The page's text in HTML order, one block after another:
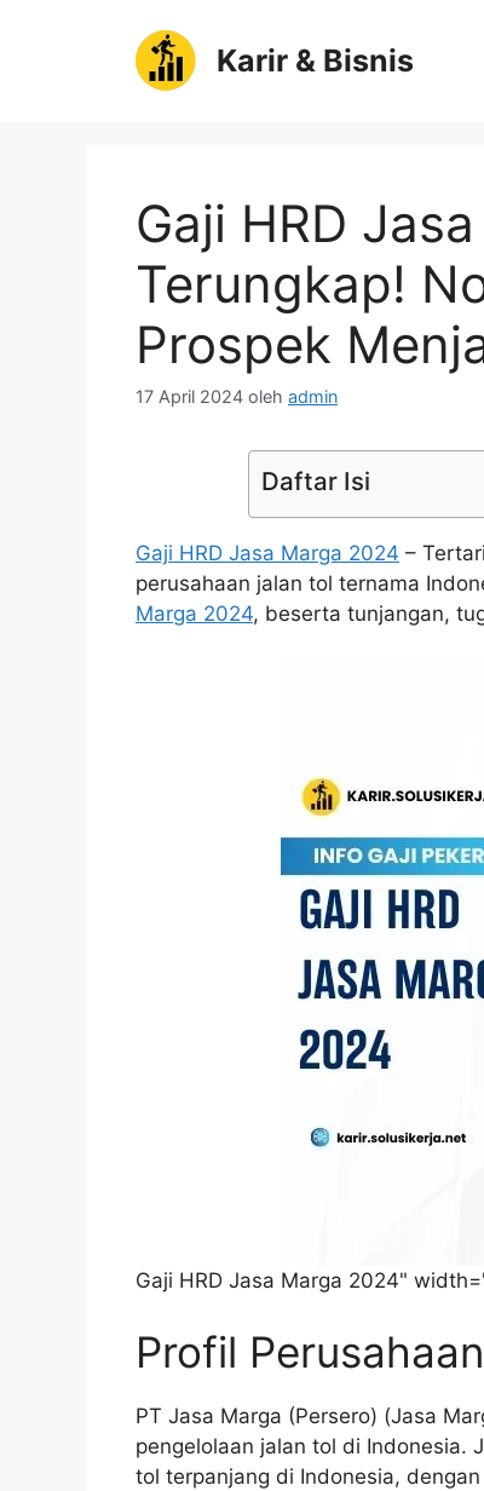
Karir & Bisnis
Gaji HRD
Terungkap!
Prospek
17 April 2024 oleh admin
Daftar Isi
Gaji HRD Jasa Marga 2024 –
perusahaan jalan tol ternama
Marga 2024, beserta tunjangan,
Gaji HRD Jasa Marga 2024"
Profil Perusahaan
PT Jasa Marga (Persero) (Jasa
pengelolaan jalan tol di Indonesia.
tol terpanjang di Indonesia,